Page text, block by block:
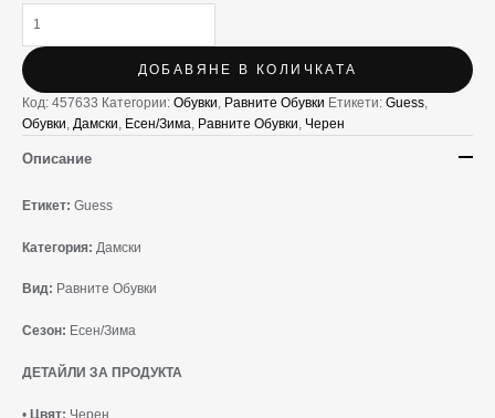
ДОБАВЯНЕ В КОЛИЧКАТА
Код: 457633 Категории: Oбувки Равните Обувки Етикети: Guess
Oбувки Дамски Есен/Зима Равните Обувки Черен
Описание
Етикет: Guess
Категория: Дамски
Вид: Равните Обувки
Сезон: Есен/Зима
ДЕТАЙЛИ ЗА ПРОДУКТА